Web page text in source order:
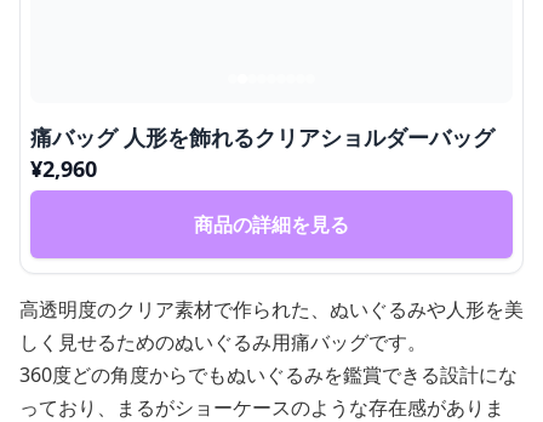
痛バッグ 人形を飾れるクリアショルダーバッグ
¥2,960
商品の詳細を見る
高透明度のクリア素材で作られた、ぬいぐるみや人形を美
しく見せるためのぬいぐるみ用痛バッグです。
360度どの角度からでもぬいぐるみを鑑賞できる設計にな
っており、まるがショーケースのような存在感がありま